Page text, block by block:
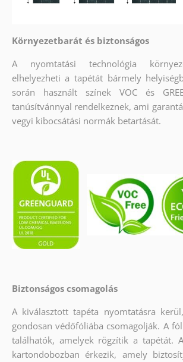
Környezetbarát és biztonságos
A nyomtatási technológia
elhelyezheti a tapétát bármely
során használt színek VOC és
tanúsítvánnyal rendelkeznek, ami
vegyi kibocsátási normák betartását.
Biztonságos csomagolás
A kiválasztott tapéta nyomtatásra
gondosan védőfóliába csomagolják. A
találhatók, amelyek rögzítik a tapétát.
kartondobozban érkezik, amely